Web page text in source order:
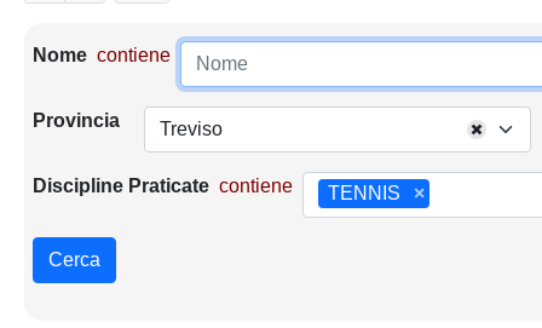
Nome contiene
Provincia Treviso
Discipline Praticate contiene ×
TENNIS
Cerca